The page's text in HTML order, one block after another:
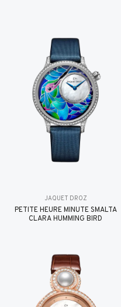
JAQUET DROZ
PETITE HEURE MINUTE SMALTA
CLARA HUMMING BIRD